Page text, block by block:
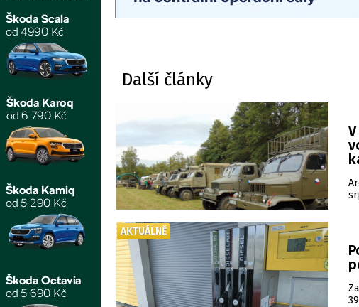
Další články
AKTUÁLNĚ